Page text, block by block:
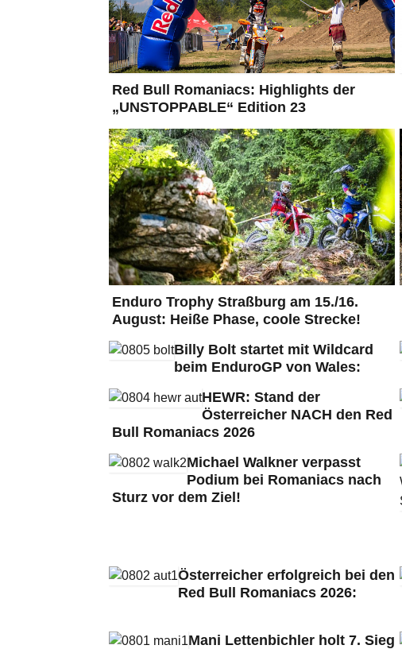
Red Bull Romaniacs: Highlights der
„UNSTOPPABLE“ Edition 23
Enduro Trophy Straßburg am 15./16.
August: Heiße Phase, coole Strecke!
Billy Bolt startet mit Wildcard
beim EnduroGP von Wales:
HEWR: Stand der
Österreicher NACH den Red
Bull Romaniacs 2026
Michael Walkner verpasst
Podium bei Romaniacs nach
Sturz vor dem Ziel!
Österreicher erfolgreich bei den
Red Bull Romaniacs 2026:
Mani Lettenbichler holt 7. Sieg